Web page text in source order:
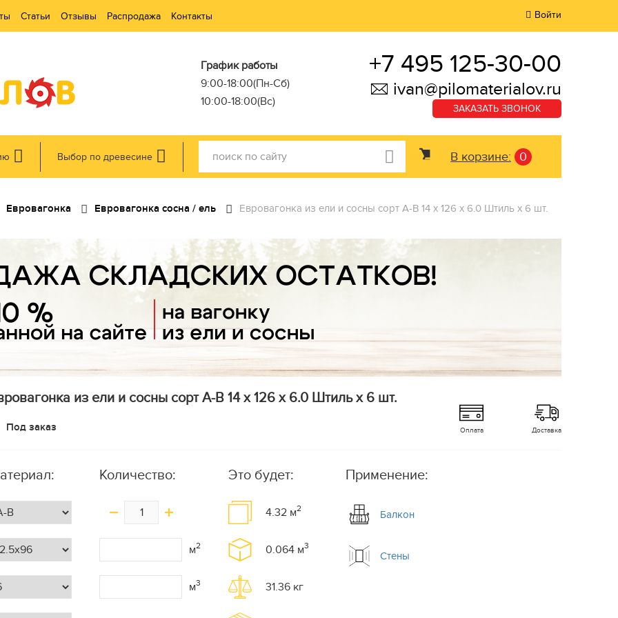
Статьи Отзывы Распродажа Контакты Войти
График работы
9:00-18:00(Пн-Сб)
10:00-18:00(Вс)
+7 495 125-30-00
ivan@pilomaterialov.ru
ЗАКАЗАТЬ ЗВОНОК
Выбор по древесине В корзине: 0
Евровагонка Евровагонка сосна / ель Евровагонка из ели и сосны сорт А-В 14 x 126 x 6.0 Штиль x 6 шт.
из ели и сосны сорт А-В 14 x 126 x 6.0 Штиль x 6 шт.
Под заказ Оплата Доставка
Количество:
м2
м3
Это будет:
4.32 м2
0.064 м3
31.36 кг
Применение:
Балкон
Стены